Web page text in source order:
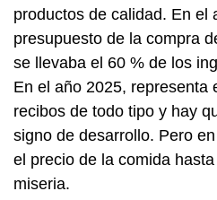
productos de calidad. En el
presupuesto de la compra
se llevaba el 60 % de los
En el año 2025, representa
recibos de todo tipo y hay
signo de desarrollo. Pero
el precio de la comida
miseria.